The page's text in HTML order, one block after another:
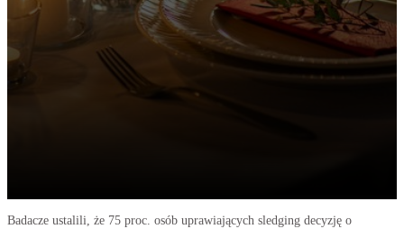
Badacze ustalili, że 75 proc. osób uprawiających sledging decyzję o